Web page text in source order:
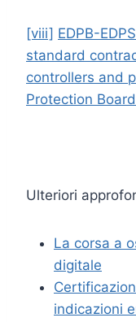
[viii] EDPB-
standard
controllers and
Protection
Ulteriori
La corsa a
digitale
indicazioni